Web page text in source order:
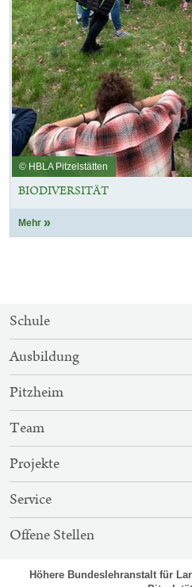
© HBLA Pitzelstätten
BIODIVERSITÄT
Mehr
SITEMAP-
NAVIGATION
Schule
Ausbildung
Pitzheim
Team
Projekte
Service
Offene Stellen
Höhere Bundeslehranstalt für